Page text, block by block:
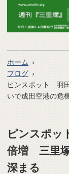
ホーム
ブログ
ピンスポット 羽
いで成田空港の危
ピンスポッ
倍増 三里
深まる